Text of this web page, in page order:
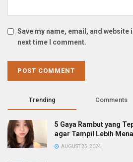
Save my name, email, and
next time I comment.
Trending Comments
5 Gaya Rambut yang
agar Tampil Lebih
AUGUST 25, 2024